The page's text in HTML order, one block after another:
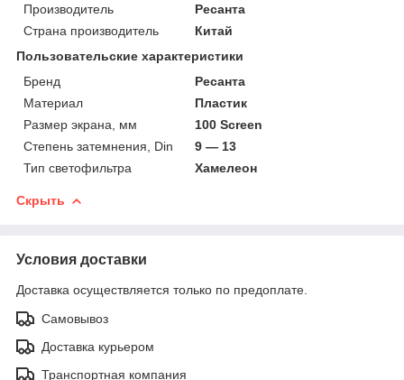
Производитель
Ресанта
Страна производитель
Китай
Пользовательские характеристики
Бренд
Ресанта
Материал
Пластик
Размер экрана, мм
100 Screen
Степень затемнения, Din
9 — 13
Тип светофильтра
Хамелеон
Скрыть
Условия доставки
Доставка осуществляется только по предоплате.
Самовывоз
Доставка курьером
Транспортная компания